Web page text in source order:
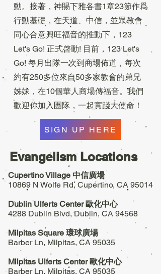
動。接著，神賜下雅各書1章23節作爲
行動基礎，在天道、中信，並眾教會
同心合意興旺福音的推動下，123
Let's Go! 正式啓動! 目前，123 Let's
Go! 每月出隊一次到商場佈道，每次
約有250多位來自50多家教會的弟兄
姊妹，在10個華人商場傳福音。我們
歡迎你加入團隊，一起實踐大使命！
SIGN UP HERE
Evangelism Locations
Cupertino Village 中信廣場
10869 N Wolfe Rd, Cupertino, CA 95014
Dublin Ulferts Center 歐化中心
4288 Dublin Blvd, Dublin, CA 94568
Milpitas Square 環球廣場
Barber Ln, Milpitas, CA 95035
Milpitas Ulferts Center 歐化中心
Barber Ln, Milpitas, CA 95035